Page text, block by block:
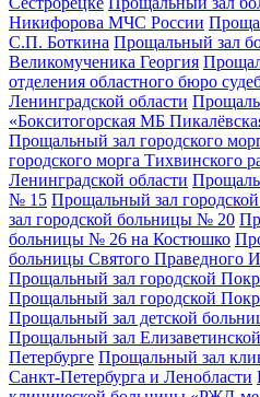
Никифорова МЧС России
С.П. Боткина Прощальный зал
Великомученика Георгия
отделения областного бюро
Ленинградской области
«Бокситогорская МБ
Прощальный зал городского
городского морга Тихвинского
Ленинградской области
№ 15 Прощальный зал
зал городской больницы № 20
больницы № 26 на Костюшко
больницы Святого Праведного
Прощальный зал городской
Прощальный зал городской
Прощальный зал детской
Прощальный зал
Петербурге Прощальный зал
Санкт-Петербурга и Ленобласти